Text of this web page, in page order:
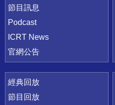
節目訊息
Podcast
ICRT News
官網公告
經典回放
節目回放